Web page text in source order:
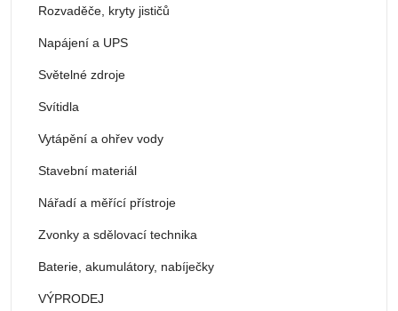
Rozvaděče, kryty jističů
Napájení a UPS
Světelné zdroje
Svítidla
Vytápění a ohřev vody
Stavební materiál
Nářadí a měřící přístroje
Zvonky a sdělovací technika
Baterie, akumulátory, nabíječky
VÝPRODEJ